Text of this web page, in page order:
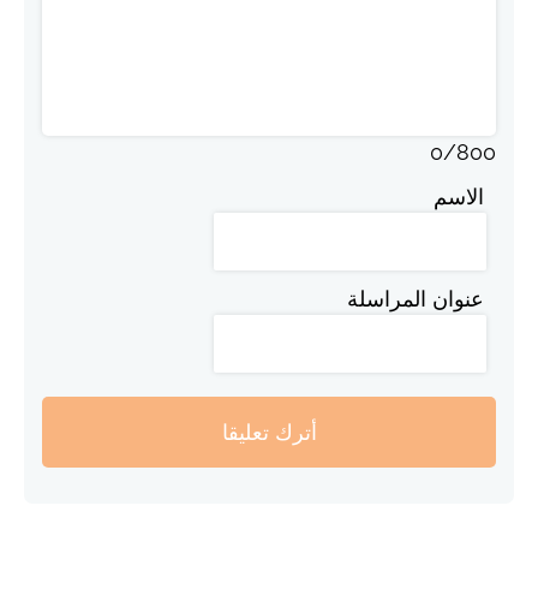
0/800
الاسم
عنوان المراسلة
أترك تعليقا